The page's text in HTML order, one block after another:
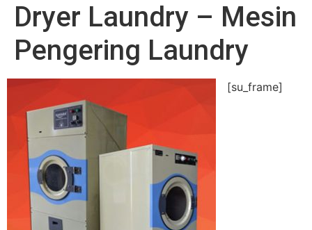
Dryer Laundry – Mesin
Pengering Laundry
[su_frame]